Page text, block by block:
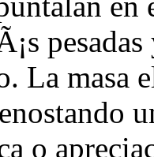
La masa
o